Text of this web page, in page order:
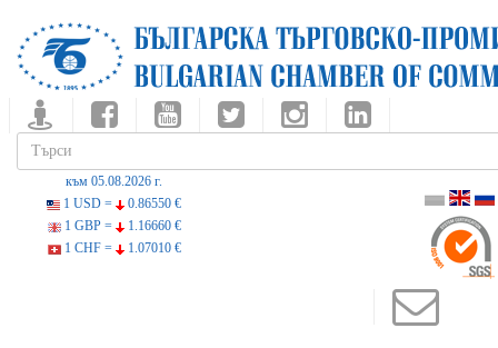
към 05.08.2026 г.
1 USD =
0.86550 €
1 GBP =
1.16660 €
1 CHF =
1.07010 €